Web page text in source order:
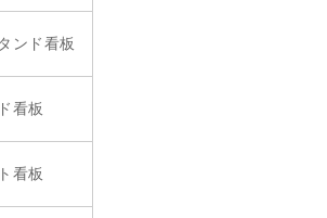
ンド看板
看板
看板